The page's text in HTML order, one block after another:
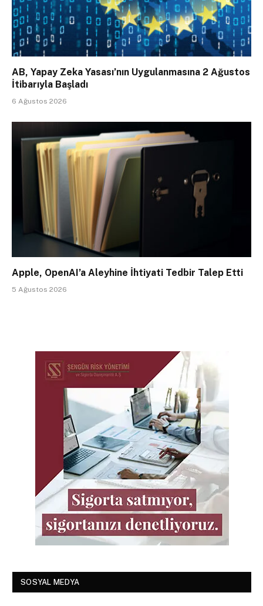
AB, Yapay Zeka Yasası’nın Uygulanmasına 2 Ağustos
İtibarıyla Başladı
6 Ağustos 2026
Apple, OpenAI’a Aleyhine İhtiyati Tedbir Talep Etti
5 Ağustos 2026
SOSYAL MEDYA